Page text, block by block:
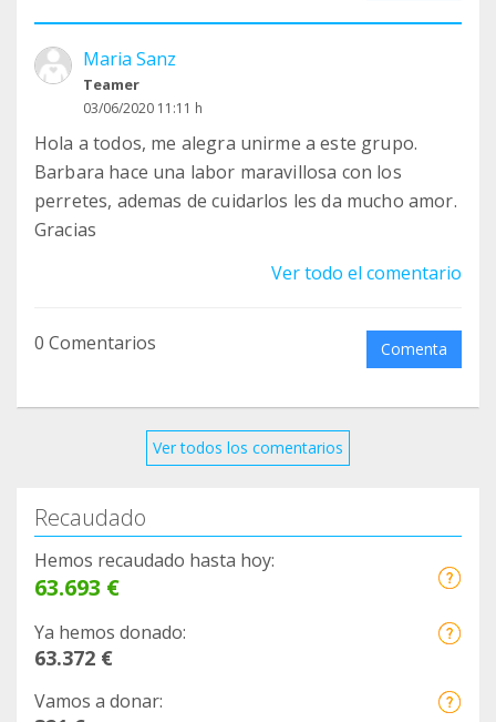
2
https://www.facebook.com/ClinicaVeterinariaAyor
3
https://www.facebook.com/veterinariosgodelleta/
posts/3202991776496366
4
https://www.facebook.com/groups/177705540592
https://www.facebook.com/groups/177705540592
6
https://www.facebook.com/cvcapicua/posts/26094
https://www.facebook.com/veterinarioavenidadelp
uerto/photos/a.10150629991022211/10158666697
852211/
https://www.facebook.com/clinicaveterinariarambl
eta/posts/2923172107964396
9
Maria Sanz
Teamer
03/06/2020 11:11 h
Hola a todos, me alegra unirme a este grupo.
Barbara hace una labor maravillosa con los
perretes, ademas de cuidarlos les da mucho amor.
Gracias
Ver todo el comentario
0 Comentarios Comenta
Ver todos los comentarios
Recaudado
Hemos recaudado hasta hoy:
63.693 €
Ya hemos donado:
63.372 €
Vamos a donar: